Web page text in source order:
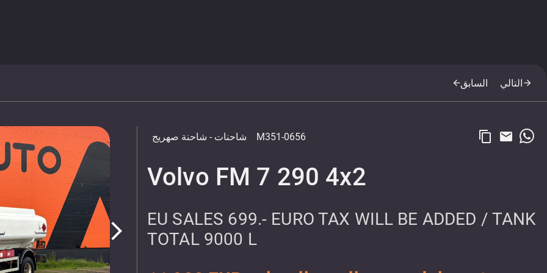
arrow_backالسابق التاليarrow_forward
arrow_forward_ios
شاحنات - شاحنة صهريج M351-0656 content_copy email
Volvo FM 7 290 4x2
EU SALES 699.- EURO TAX WILL BE ADDED / TANK
TOTAL 9000 L